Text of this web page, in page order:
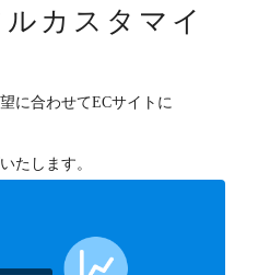
カスタマイ
に合わせてECサイトに
たします。